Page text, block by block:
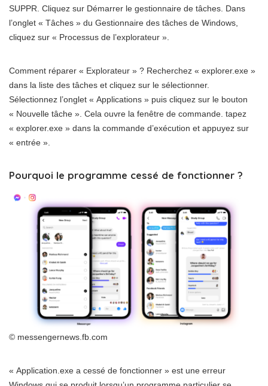
SUPPR. Cliquez sur Démarrer le gestionnaire de tâches. Dans
l’onglet « Tâches » du Gestionnaire des tâches de Windows,
cliquez sur « Processus de l’explorateur ».
Comment réparer « Explorateur » ? Recherchez « explorer.exe »
dans la liste des tâches et cliquez sur le sélectionner.
Sélectionnez l’onglet « Applications » puis cliquez sur le bouton
« Nouvelle tâche ». Cela ouvre la fenêtre de commande. tapez
« explorer.exe » dans la commande d’exécution et appuyez sur
« entrée ».
Pourquoi le programme cessé de fonctionner ?
© messengernews.fb.com
« Application.exe a cessé de fonctionner » est une erreur